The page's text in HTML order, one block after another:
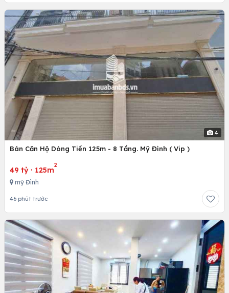
4
Bán Căn Hộ Dòng Tiền 125m - 8 Tầng. Mỹ Đình ( Vip )
49 tỷ · 125m
2
mỹ Đình
46 phút trước